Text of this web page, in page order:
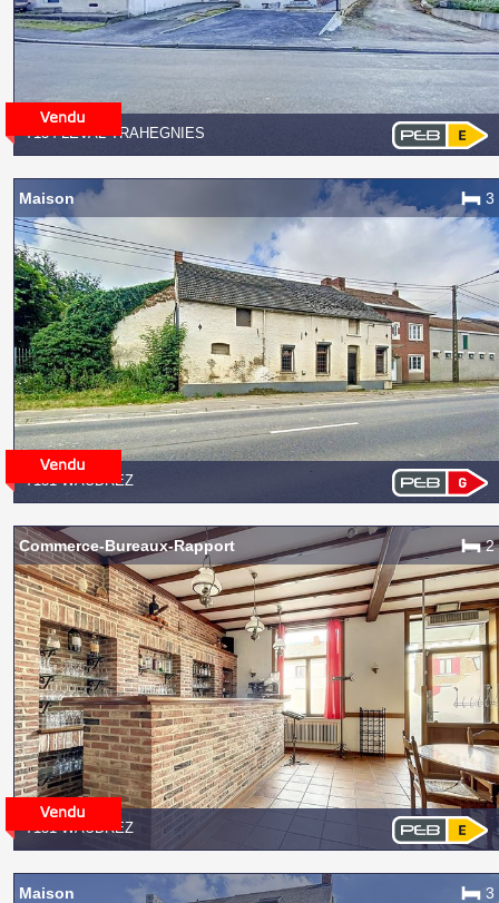
7134 LEVAL-TRAHEGNIES
7131 WAUDREZ
Maison 3
7131 WAUDREZ
Commerce-Bureaux-Rapport 2
Maison 3